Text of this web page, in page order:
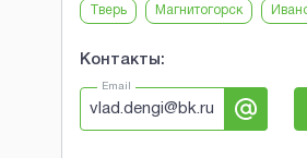
Тверь Магнитогорск
Контакты:
Email
vlad.dengi@bk.ru